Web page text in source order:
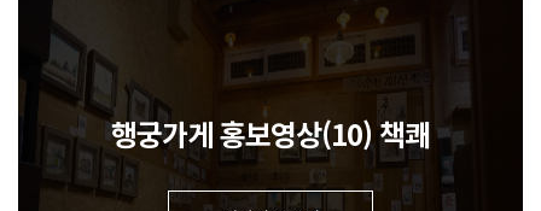
행궁가게 홍보영상(10) 책쾌